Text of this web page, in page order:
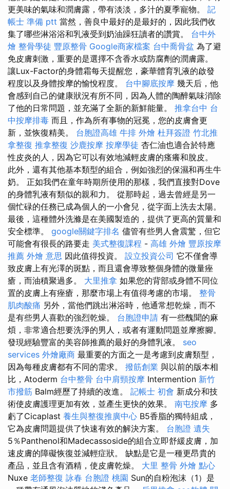
更美味的氣味和潤膚露，帶有淡淡，多汁的夏季寵物。 記
帳士 準備 ptt 當然，善良中最好的是最好的，因此我們收
集了哪些淋浴浴和乳液受到奶油躁狂讀者的讚賞。 台中外
燴 整骨學徒 豐原整骨 Google商家檔案 台中喬骨盆 為了避
免皮膚刺激，重要的是選擇不含香水或防腐劑的潤膚露。
讓Lux-Factor的身體霜每天提醒您，豪華體育乳液的啟發
程度以及身體按摩的愉悅程度。 台中腳底按摩 幾天后，他
會感到自己的健康狀況有所不同，因為人體的陶醉氣味消除
了他的日常問題，並充滿了全新的新鮮能量。 推拿台中 台
中按摩排毒 而且，作為所有事物的冠冕，您的皮膚會更
新，並恢復精美。 台胞證高雄 牛排 外燴 杜拜簽證 竹北推
拿整復 推拿整復 沙鹿按摩 按摩學徒 杏仁油也適合於特應
性皮炎的人，因為它可以有效地減輕皮膚的瘙癢和脫皮。
此外，還有其他基本類型的組合，例如強烈的保濕和再生牛
奶。 正如我們在童年時期所使用的那樣，我們直接對Dove
的身體乳液有類似的親和力。 從那時起，過去曾經是另一
個忙碌的任務已成為個人的一小會兒，從字面上洗去太陽。
最後，這種體外洗滌是在美國製造的，提供了更高的質量和
安全標準。 google關鍵字排名 儘管有些男人會震驚，但它
可能會有很長的路要走 美式整復課程 - 高雄 外燴 豐原按摩
推薦 外燴 意思 因此值得投資。 設立投資公司 它不僅會導
致皮膚上有光澤的斑點，而且還會導致整個身體的微量痤
瘡，而油積聚過多。 大里推拿 如果您的背部或身體不同位
置的皮膚上有痤瘡，那麼市場上有值得考慮的市場。 整骨
肌肉酸痛 另外，當他們跳出淋浴時，他通常想乾燥，而不
是有些男人喜歡的強烈乾燥。 台胞證申請 有一些醜聞的麻
煩，非常適合想要洗淨的男人，或者有運動問題並摩擦腳。
發現經驗豐富的美容師推薦的最好的身體乳液。 seo
services 外燴廠商 最重要的方面之一是考慮到皮膚類型，
因為每種皮膚都有不同的需求。 撥筋創業 與以前的版本相
比，Atoderm 台中整骨 台中肩頸按摩 Intermention 新竹
市撥筋 Balm經歷了持續的改進。 記帳士 初會 新成分和技
術使皮膚護理更加有效，並產生更快的效果。 南屯按摩 多
虧了Cicaplast 養生與整復推廣中心 B5香脂的獨特組成，
它為皮膚問題提供了快速有效的解決方案。 台胞證 遺失
5％Panthenol和Madecassoside的組合立即舒緩皮膚，加
速皮膚的障礙恢復並減輕症狀。 缺點是它是一種更昂貴的
產品，並且含有酒精，使皮膚乾燥。 大里 整骨 外燴 點心
Nuxe 老師整復 詠春 台胞證 桃園 Sun的自粉泡沫（1）是